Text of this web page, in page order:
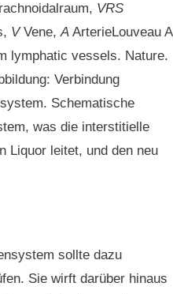
VRS
VVene,A ArterieLouveau A
lymphatic vessels. Nature.
Verbindung
Schematische
was die interstitielle
Liquor leitet, und den neu
sollte dazu
Sie wirft darüber hinaus